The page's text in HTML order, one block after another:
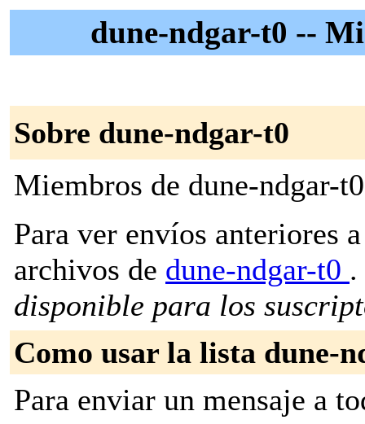
dune-ndgar-t0 --
Sobre dune-ndgar-t0
Miembros de dune-ndgar-t0
Para ver envíos anteriores
archivos de dune-ndgar-t0
disponible para los
Como usar la lista dune-
Para enviar un mensaje a